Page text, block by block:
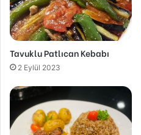
Tavuklu Patlıcan Kebabı
2 Eylül 2023